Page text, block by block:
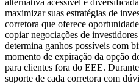
alternativa acessível e
maximizar suas estratégias de
corretora que oferece
copiar negociações de
determina ganhos possíveis com
momento de expiração da opção
para clientes fora do EEE.
suporte de cada corretora com